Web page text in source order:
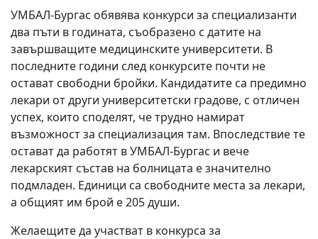
УМБАЛ-Бургас обявява конкурси за специализанти
два пъти в годината, съобразено с датите на
завършващите медицинските университети. В
последните години след конкурсите почти не
остават свободни бройки. Кандидатите са предимно
лекари от други университетски градове, с отличен
успех, които споделят, че трудно намират
възможност за специализация там. Впоследствие те
остават да работят в УМБАЛ-Бургас и вече
лекарският състав на болницата е значително
подмладен. Единици са свободните места за лекари,
а общият им брой е 205 души.
Желаещите да участват в конкурса за